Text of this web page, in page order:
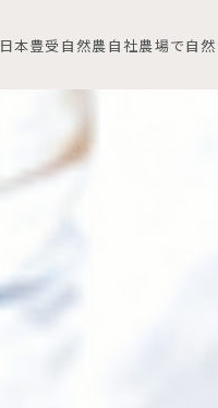
日本豊受自然農自社農場で自